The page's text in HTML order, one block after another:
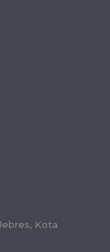
Kota